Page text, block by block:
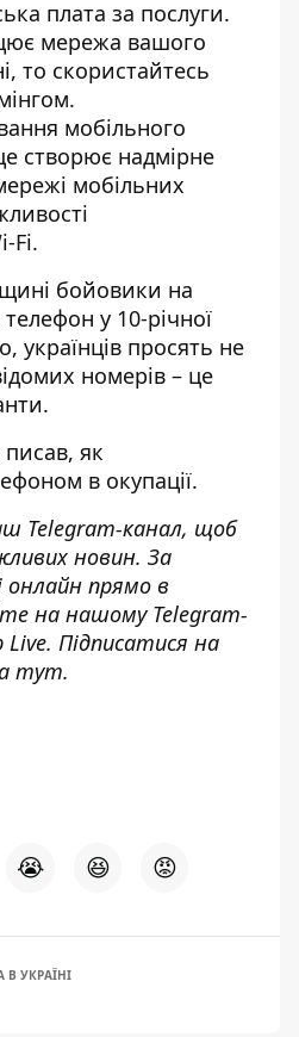
плата за послуги.
мережа вашого
то скористайтесь
.
мобільного
створює надмірне
мобільних
Fi.
бойовики на
у 10-річної
українців просять не
номерів – це
писав, як
в окупації.
Telegram-канал, щоб
новин. За
прямо в
на нашому Telegram-
. Підписатися на
тут.
😭 😆 😡
В УКРАЇНІ